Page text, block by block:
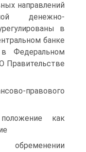
направлений
денежно-
в
банке
Федеральном
Правительстве
правового
как